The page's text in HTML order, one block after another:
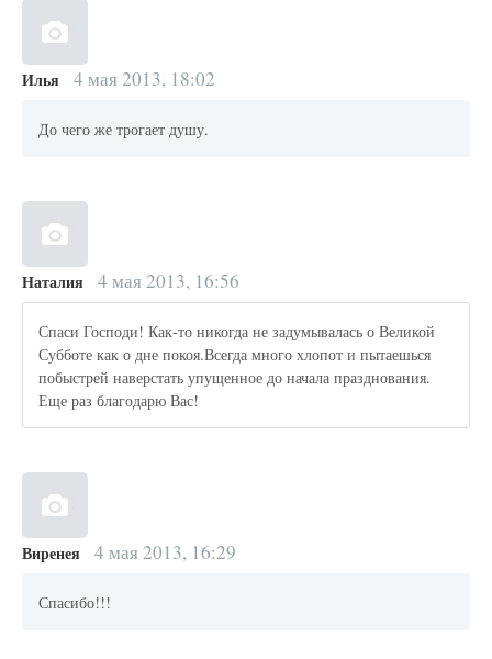
Илья 4 мая 2013, 18:02
До чего же трогает душу.
Наталия 4 мая 2013, 16:56
Спаси Господи! Как-то никогда не задумывалась о Великой
Субботе как о дне покоя.Всегда много хлопот и пытаешься
побыстрей наверстать упущенное до начала празднования.
Еще раз благодарю Вас!
Виренея 4 мая 2013, 16:29
Спасибо!!!